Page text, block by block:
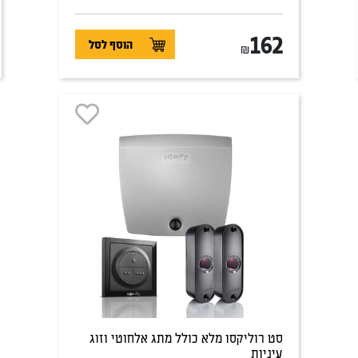
₪162 הוסף לסל
סט רוליקסו מלא כולל מתג אלחוטי וזוג
עיניות